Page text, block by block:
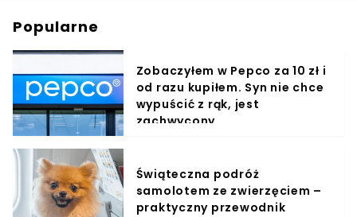
Popularne
Zobaczyłem w Pepco za 10 zł i
od razu kupiłem. Syn nie chce
wypuścić z rąk, jest
zachwycony
Świąteczna podróż
samolotem ze zwierzęciem –
praktyczny przewodnik